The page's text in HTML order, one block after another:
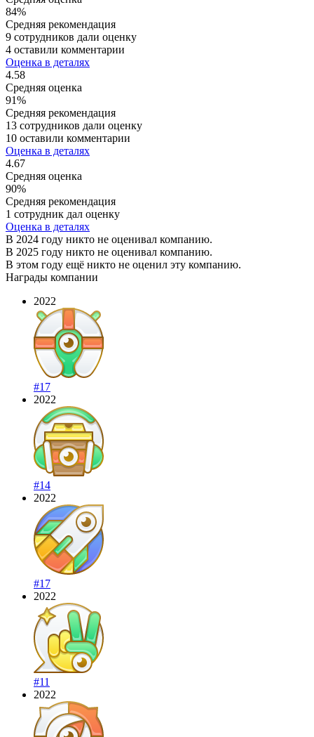
84%
Средняя рекомендация
9 сотрудников дали оценку
4 оставили комментарии
Оценка в деталях
4.58
Средняя оценка
91%
Средняя рекомендация
13 сотрудников дали оценку
10 оставили комментарии
Оценка в деталях
4.67
Средняя оценка
90%
Средняя рекомендация
1 сотрудник дал оценку
Оценка в деталях
В 2024 году никто не оценивал компанию.
В 2025 году никто не оценивал компанию.
В этом году ещё никто не оценил эту компанию.
Награды компании
2022
#17
2022
#14
2022
#17
2022
#11
2022